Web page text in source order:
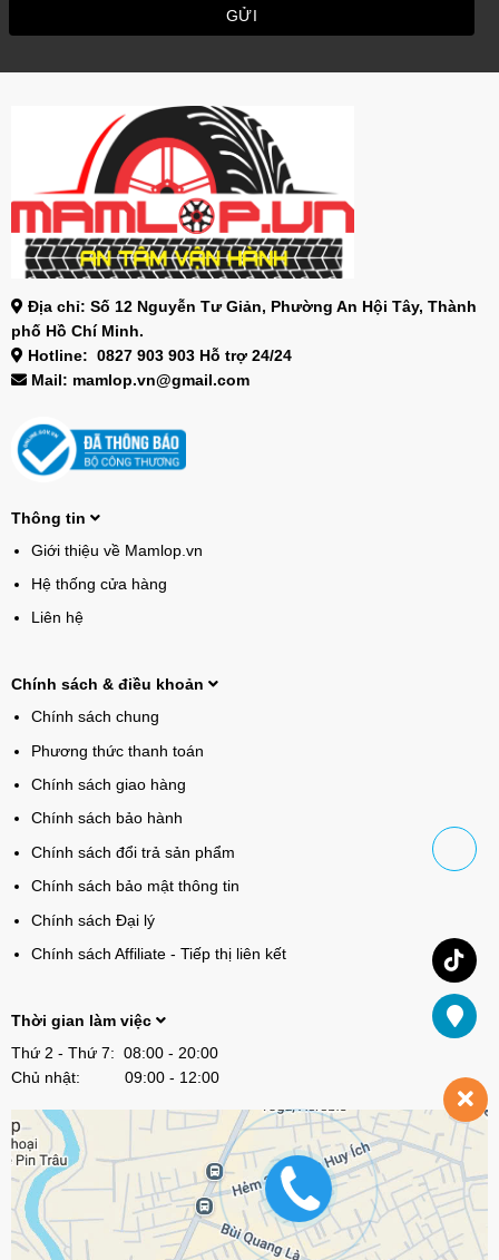
Địa chỉ: Số 12 Nguyễn Tư Giản, Phường An Hội Tây, Thành
phố Hồ Chí Minh.
Hotline: 0827 903 903 Hỗ trợ 24/24
Mail: mamlop.vn@gmail.com
Thông tin
Giới thiệu về Mamlop.vn
Hệ thống cửa hàng
Liên hệ
Chính sách & điều khoản
Chính sách chung
Phương thức thanh toán
Chính sách giao hàng
Chính sách bảo hành
Chính sách đổi trả sản phẩm
Chính sách bảo mật thông tin
Chính sách Đại lý
Chính sách Affiliate - Tiếp thị liên kết
Thời gian làm việc
Thứ 2 - Thứ 7: 08:00 - 20:00
Chủ nhật: 09:00 - 12:00